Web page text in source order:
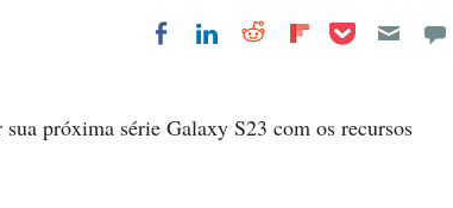
Share on Facebook
Share on LinkedIn
Share on Reddit
Share on
Share on Pocket
próxima série Galaxy S23 com os recursos